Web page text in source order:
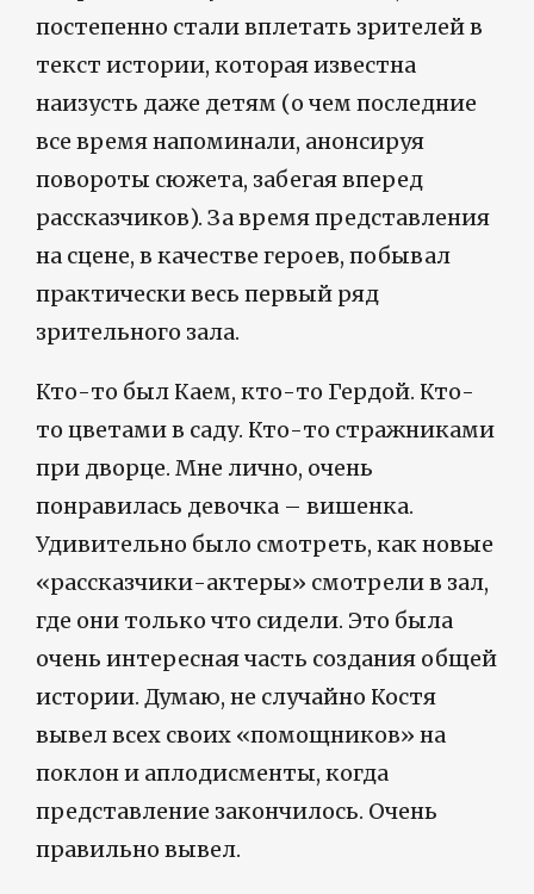
постепенно стали вплетать зрителей в
текст истории, которая известна
наизусть даже детям (о чем последние
все время напоминали, анонсируя
повороты сюжета, забегая вперед
рассказчиков). За время представления
на сцене, в качестве героев, побывал
практически весь первый ряд
зрительного зала.
Кто-то был Каем, кто-то Гердой. Кто-
то цветами в саду. Кто-то стражниками
при дворце. Мне лично, очень
понравилась девочка – вишенка.
Удивительно было смотреть, как новые
«рассказчики-актеры» смотрели в зал,
где они только что сидели. Это была
очень интересная часть создания общей
истории. Думаю, не случайно Костя
вывел всех своих «помощников» на
поклон и аплодисменты, когда
представление закончилось. Очень
правильно вывел.